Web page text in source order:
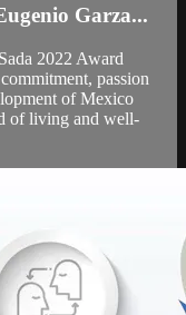
Garza...
2022 Award
passion
of Mexico
of living and well-